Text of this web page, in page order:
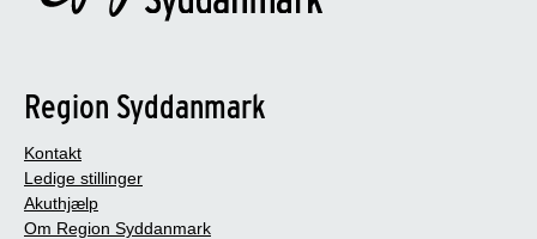
Region Syddanmark
Kontakt
Ledige stillinger
Akuthjælp
Om Region Syddanmark